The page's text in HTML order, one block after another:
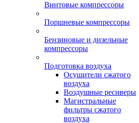
Винтовые компрессоры
Поршневые компрессоры
Бензиновые и дизельные
компрессоры
Подготовка воздуха
Осушители сжатого
воздуха
Воздушные ресиверы
Магистральные
фильтры сжатого
воздуха